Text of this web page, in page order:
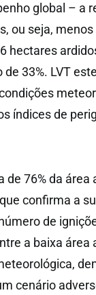
global – a
ou seja,
hectares
33%. LVT
índices de
76% da
confirma a
de
a baixa área
cenário